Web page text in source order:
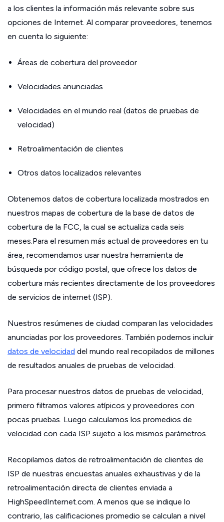
a los clientes la información más relevante sobre sus
opciones de Internet. Al comparar proveedores, tenemos
en cuenta lo siguiente:
Áreas de cobertura del proveedor
Velocidades anunciadas
Velocidades en el mundo real (datos de pruebas de
velocidad)
Retroalimentación de clientes
Otros datos localizados relevantes
Obtenemos datos de cobertura localizada mostrados en
nuestros mapas de cobertura de la base de datos de
cobertura de la FCC, la cual se actualiza cada seis
meses.Para el resumen más actual de proveedores en tu
área, recomendamos usar nuestra herramienta de
búsqueda por código postal, que ofrece los datos de
cobertura más recientes directamente de los proveedores
de servicios de internet (ISP).
Nuestros resúmenes de ciudad comparan las velocidades
anunciadas por los proveedores. También podemos incluir
datos de velocidad del mundo real recopilados de millones
de resultados anuales de pruebas de velocidad.
Para procesar nuestros datos de pruebas de velocidad,
primero filtramos valores atípicos y proveedores con
pocas pruebas. Luego calculamos los promedios de
velocidad con cada ISP sujeto a los mismos parámetros.
Recopilamos datos de retroalimentación de clientes de
ISP de nuestras encuestas anuales exhaustivas y de la
retroalimentación directa de clientes enviada a
HighSpeedInternet.com. A menos que se indique lo
contrario, las calificaciones promedio se calculan a nivel